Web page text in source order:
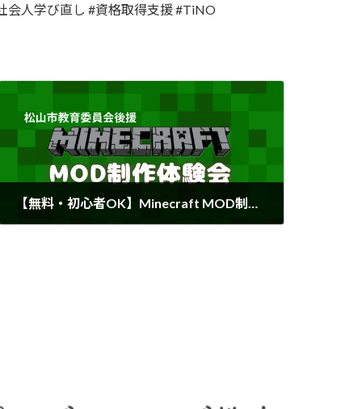
会人学び直し #資格取得支援 #TiNO